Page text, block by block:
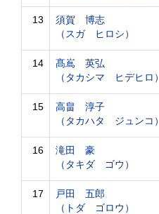
13
須賀 博志
（スガ ヒロシ）
14
髙嶌 英弘
（タカシマ ヒデヒロ）
15
高畠 淳子
（タカハタ ジュンコ）
16
滝田 豪
（タキダ ゴウ）
17
戸田 五郎
（トダ ゴロウ）